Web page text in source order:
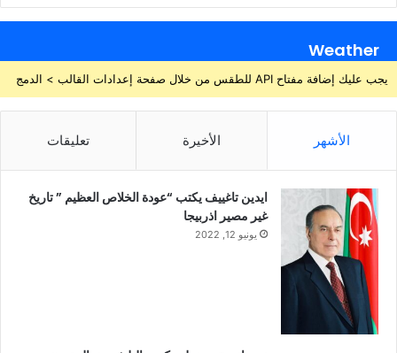
Weather
يجب عليك إضافة مفتاح API للطقس من خلال صفحة إعدادات القالب > الدمج
الأشهر الأخيرة تعليقات
ايدين تاغييف يكتب “عودة الخلاص العظيم ” تاريخ
غير مصير اذربيجا
يونيو 12, 2022